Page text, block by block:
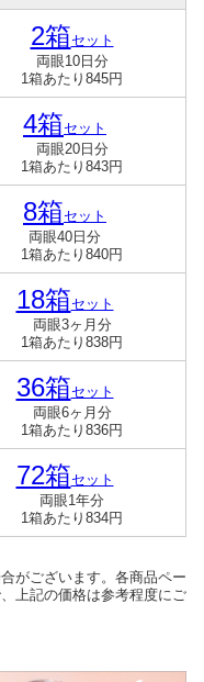
2箱セット
両眼10日分
1箱あたり845円
4箱セット
両眼20日分
1箱あたり843円
8箱セット
両眼40日分
1箱あたり840円
18箱セット
両眼3ヶ月分
1箱あたり838円
36箱セット
両眼6ヶ月分
1箱あたり836円
72箱セット
両眼1年分
1箱あたり834円
がございます。各商品ペー
上記の価格は参考程度にご